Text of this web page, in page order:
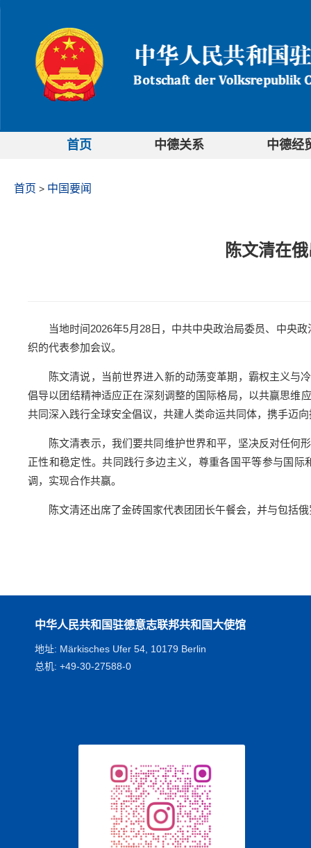
首页 中德关系 中德经
首页 > 中国要闻
陈文清在
当地时间2026年5月28日，中共中央政治局委员、中央
织的代表参加会议。
陈文清说，当前世界进入新的动荡变革期，霸权主义与
倡导以团结精神适应正在深刻调整的国际格局，以共赢思维
共同深入践行全球安全倡议，共建人类命运共同体，携手迈
陈文清表示，我们要共同维护世界和平，坚决反对任何
正性和稳定性。共同践行多边主义，尊重各国平等参与国
调，实现合作共赢。
陈文清还出席了金砖国家代表团团长午餐会，并与包括
中华人民共和国驻德意志联邦共和国大使馆
地址: Märkisches Ufer 54, 10179 Berlin
总机: +49-30-27588-0